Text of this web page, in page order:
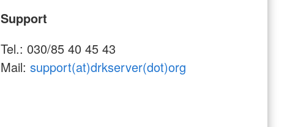
Support
Tel.: 030/85 40 45 43
Mail: support(at)drkserver(dot)org